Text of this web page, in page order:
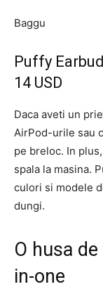
Baggu
Puffy
14 USD
Daca aveti un
AirPod-urile sau
pe breloc. In
spala la masina.
culori si modele
dungi.
O husa
in-one